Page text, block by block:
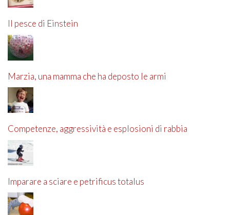
Il pesce di Einstein
Marzia, una mamma che ha deposto le armi
Competenze, aggressività e esplosioni di rabbia
Imparare a sciare e petrificus totalus